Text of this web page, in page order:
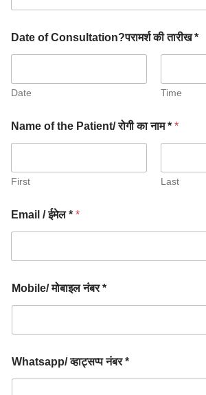
Date of Consultation?परामर्श की तारीख *
Date Time
Name of the Patient/ रोगी का नाम * *
First Last
Email / ईमेल * *
Mobile/ मोबाइल नंबर *
Whatsapp/ व्हाट्सप्प नंबर *